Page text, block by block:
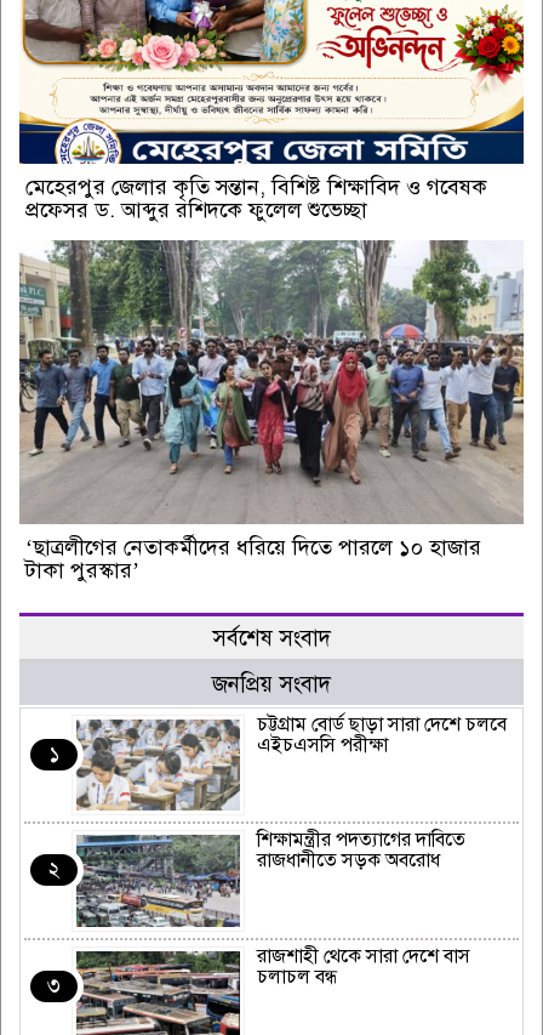
মেহেরপুর জেলার কৃতি সন্তান, বিশিষ্ট শিক্ষাবিদ ও গবেষক
প্রফেসর ড. আব্দুর রশিদকে ফুলেল শুভেচ্ছা
‘ছাত্রলীগের নেতাকর্মীদের ধরিয়ে দিতে পারলে ১০ হাজার
টাকা পুরস্কার’
সর্বশেষ সংবাদ
জনপ্রিয় সংবাদ
১
চট্টগ্রাম বোর্ড ছাড়া সারা দেশে চলবে
এইচএসসি পরীক্ষা
২
শিক্ষামন্ত্রীর পদত্যাগের দাবিতে
রাজধানীতে সড়ক অবরোধ
৩
রাজশাহী থেকে সারা দেশে বাস
চলাচল বন্ধ